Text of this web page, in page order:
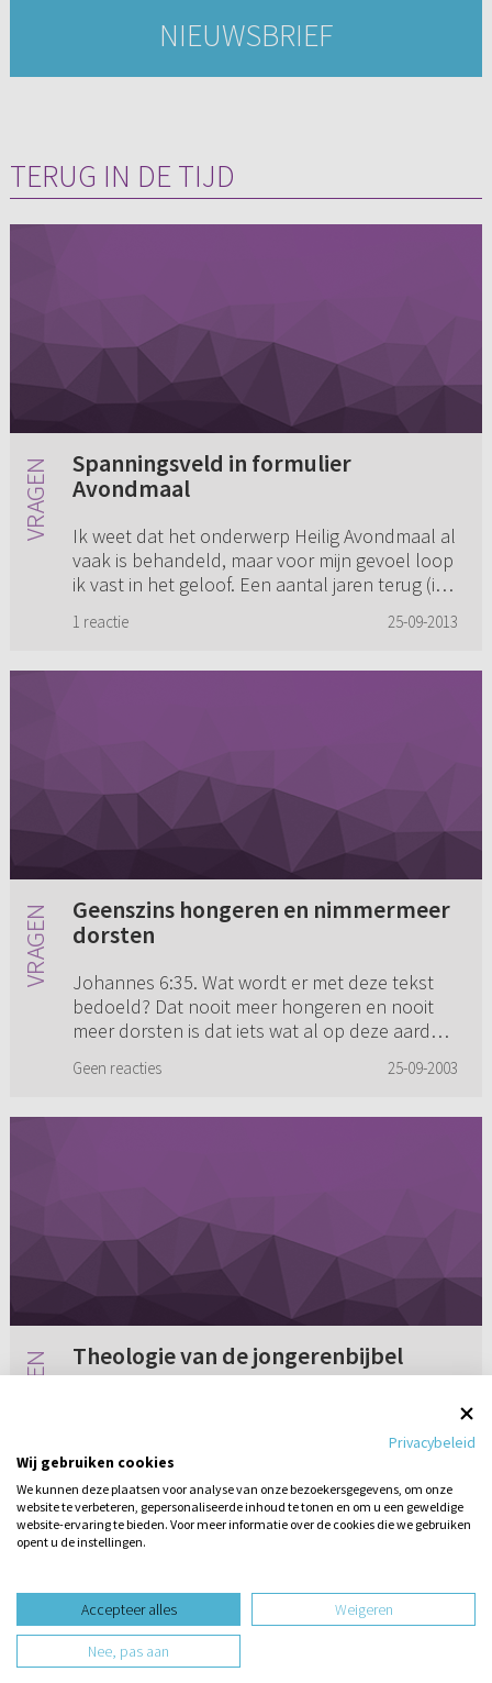
NIEUWSBRIEF
TERUG IN DE TIJD
Spanningsveld in formulier
Avondmaal
Ik weet dat het onderwerp Heilig Avondmaal al
vaak is behandeld, maar voor mijn gevoel loop
ik vast in het geloof. Een aantal jaren terug (ik
afleggen (...
1 reactie 25-09-2013
Geenszins hongeren en nimmermeer
dorsten
Johannes 6:35. Wat wordt er met deze tekst
bedoeld? Dat nooit meer hongeren en nooit
meer dorsten is dat iets wat al op deze aarde
Geen reacties 25-09-2003
Theologie van de jongerenbijbel
uitgesproken. Nu echter niet alleen tegen de
HSV, maar ook tegen de theologie van de
jongerenbijbel. Wat zijn de concrete...
Geen reacties 25-09-2013
design website door
website-ontwikkeling door
een vraag
Privacybeleid
Wij gebruiken cookies
We kunnen deze plaatsen voor analyse van onze bezoekersgegevens, om onze
website te verbeteren, gepersonaliseerde inhoud te tonen en om u een geweldige
website-ervaring te bieden. Voor meer informatie over de cookies die we gebruiken
opent u de instellingen.
Accepteer alles Weigeren
Nee, pas aan